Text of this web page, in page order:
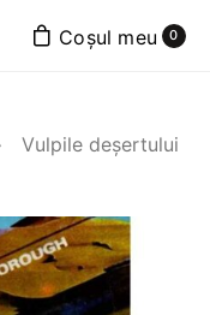
0
Vulpile deșertului